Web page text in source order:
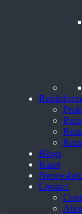
Blogs
Kaart
Contact